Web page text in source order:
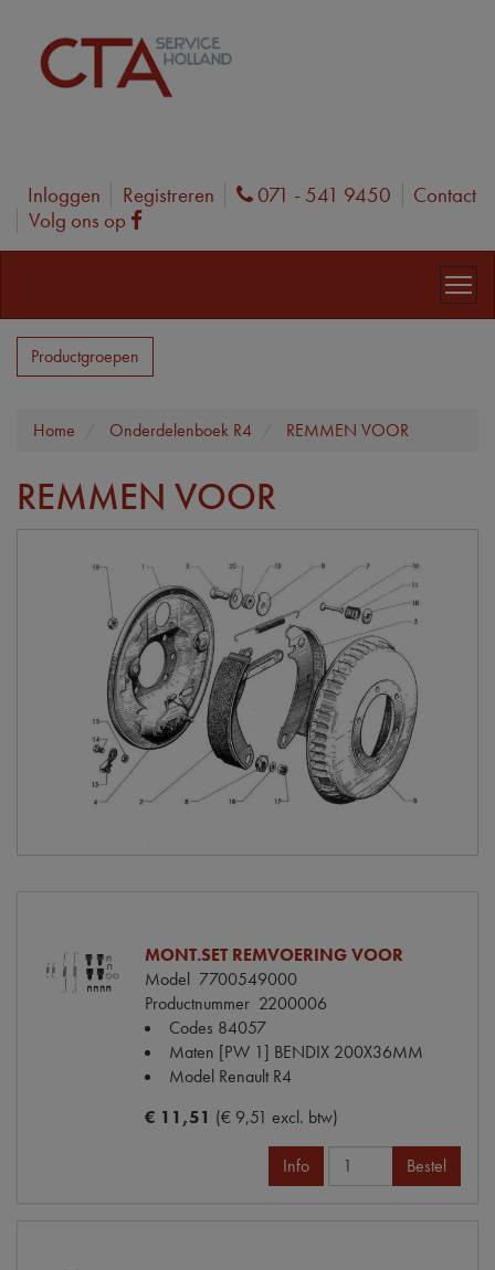
Inloggen Registreren Phone
071 - 541 9450
Contact
Volg ons op
Facebook
Productgroepen
Home Onderdelenboek R4 REMMEN VOOR
REMMEN VOOR
MONT.SET REMVOERING VOOR
Model 7700549000
Productnummer 2200006
Codes 84057
Maten [PW 1] BENDIX 200X36MM
Model Renault R4
€ 11,51 (€ 9,51 excl. btw)
Info Bestel